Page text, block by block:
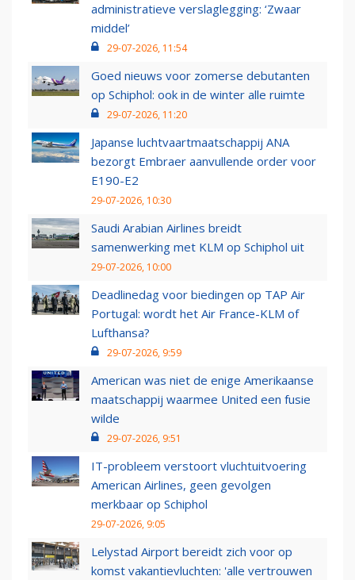
administratieve verslaglegging: ‘Zwaar
middel’
29-07-2026, 11:54
Goed nieuws voor zomerse debutanten
op Schiphol: ook in de winter alle ruimte
29-07-2026, 11:20
Japanse luchtvaartmaatschappij ANA
bezorgt Embraer aanvullende order voor
E190-E2
29-07-2026, 10:30
Saudi Arabian Airlines breidt
samenwerking met KLM op Schiphol uit
29-07-2026, 10:00
Deadlinedag voor biedingen op TAP Air
Portugal: wordt het Air France-KLM of
Lufthansa?
29-07-2026, 9:59
American was niet de enige Amerikaanse
maatschappij waarmee United een fusie
wilde
29-07-2026, 9:51
IT-probleem verstoort vluchtuitvoering
American Airlines, geen gevolgen
merkbaar op Schiphol
29-07-2026, 9:05
Lelystad Airport bereidt zich voor op
komst vakantievluchten: 'alle vertrouwen